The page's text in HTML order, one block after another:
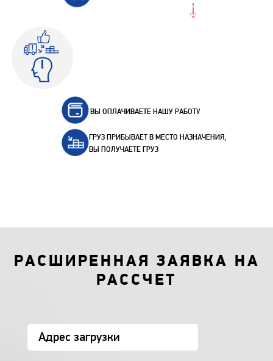
ВЫ ОПЛАЧИВАЕТЕ НАШУ РАБОТУ
ГРУЗ ПРИБЫВАЕТ В МЕСТО НАЗНАЧЕНИЯ,
ВЫ ПОЛУЧАЕТЕ ГРУЗ
РАСШИРЕННАЯ ЗАЯВКА НА
РАССЧЕТ